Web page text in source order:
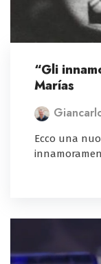
“Gli
Marías
Ecco una